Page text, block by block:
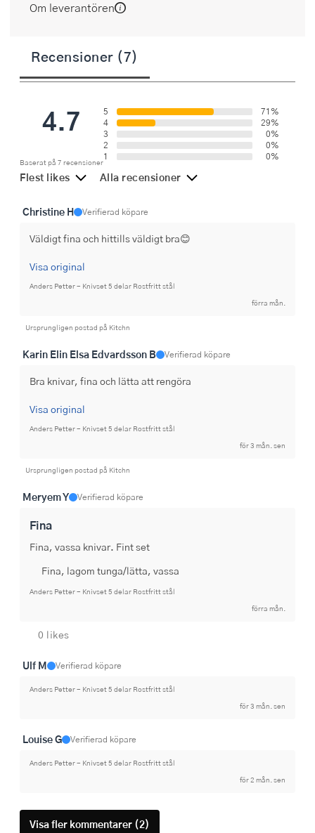
Om leverantören
Recensioner (7)
4.7
Baserat på 7 recensioner
5
71%
4
29%
3
0%
2
0%
1
0%
Flest likes Alla recensioner
Christine H Verifierad köpare
Väldigt fina och hittills väldigt bra😊
Visa original
Anders Petter - Knivset 5 delar Rostfritt stål
förra mån.
Ursprungligen postad på Kitchn
Karin Elin Elsa Edvardsson B Verifierad köpare
Bra knivar, fina och lätta att rengöra
Visa original
Anders Petter - Knivset 5 delar Rostfritt stål
för 3 mån. sen
Ursprungligen postad på Kitchn
Meryem Y Verifierad köpare
Fina
Fina, vassa knivar. Fint set
Fina, lagom tunga/lätta, vassa
Anders Petter - Knivset 5 delar Rostfritt stål
förra mån.
0 likes
Ulf M Verifierad köpare
Anders Petter - Knivset 5 delar Rostfritt stål
för 3 mån. sen
Louise G Verifierad köpare
Anders Petter - Knivset 5 delar Rostfritt stål
för 2 mån. sen
Visa fler kommentarer (2)